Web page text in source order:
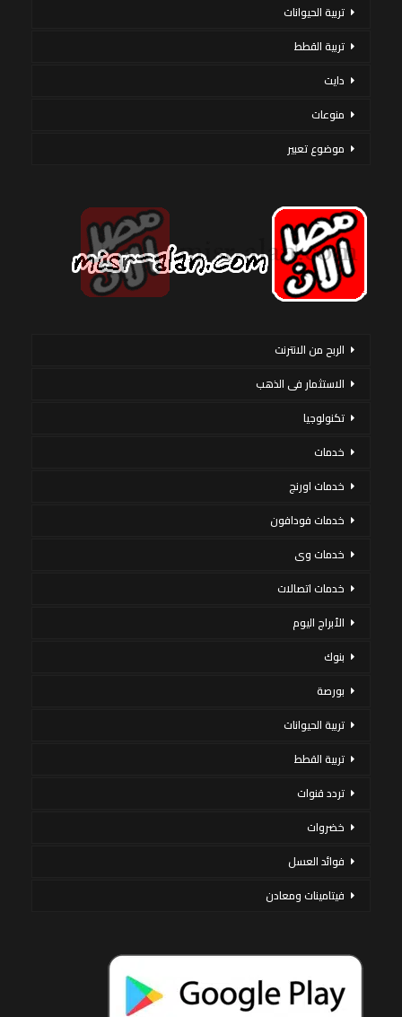
تربية الحيوانات
تربية القطط
دايت
منوعات
موضوع تعبير
الربح من الانترنت
الاستثمار فى الذهب
تكنولوجيا
خدمات
خدمات اورنج
خدمات فودافون
خدمات وى
خدمات اتصالات
الأبراج اليوم
بنوك
بورصة
تربية الحيوانات
تربية القطط
تردد قنوات
خضروات
فوائد العسل
فيتامينات ومعادن